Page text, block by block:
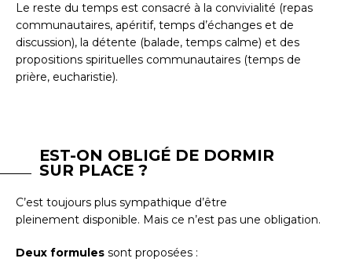
Le reste du temps est consacré à la convivialité (repas
communautaires, apéritif, temps d’échanges et de
discussion), la détente (balade, temps calme) et des
propositions spirituelles communautaires (temps de
prière, eucharistie).
EST-ON OBLIGÉ DE DORMIR
SUR PLACE ?
C’est toujours plus sympathique d’être
pleinement disponible. Mais ce n’est pas une obligation.
Deux formules sont proposées :